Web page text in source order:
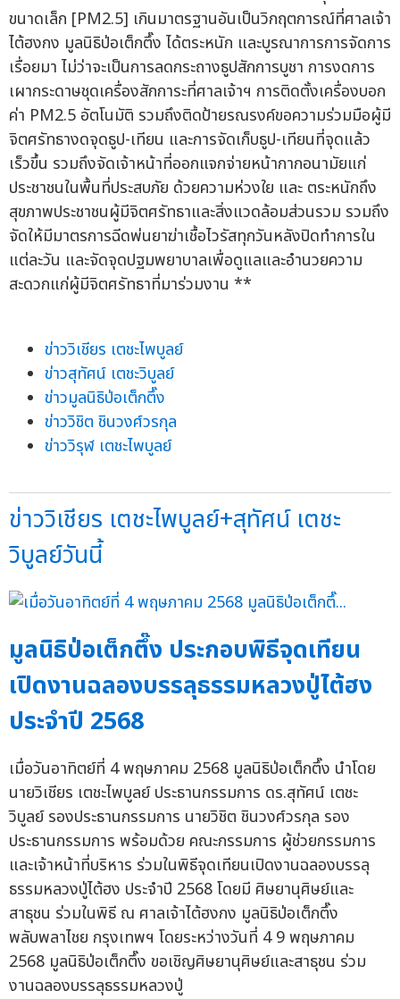
ขนาดเล็ก [PM2.5] เกินมาตรฐานอันเป็นวิกฤตการณ์ที่ศาลเจ้า
ไต้ฮงกง มูลนิธิป่อเต็กตึ๊ง ได้ตระหนัก และบูรณาการการจัดการ
เรื่อยมา ไม่ว่าจะเป็นการลดกระถางธูปสักการบูชา การงดการ
เผากระดาษชุดเครื่องสักการะที่ศาลเจ้าฯ การติดตั้งเครื่องบอก
ค่า PM2.5 อัตโนมัติ รวมถึงติดป้ายรณรงค์ขอความร่วมมือผู้มี
จิตศรัทธางดจุดธูป-เทียน และการจัดเก็บธูป-เทียนที่จุดแล้ว
เร็วขึ้น รวมถึงจัดเจ้าหน้าที่ออกแจกจ่ายหน้ากากอนามัยแก่
ประชาชนในพื้นที่ประสบภัย ด้วยความห่วงใย และ ตระหนักถึง
สุขภาพประชาชนผู้มีจิตศรัทธาและสิ่งแวดล้อมส่วนรวม รวมถึง
จัดให้มีมาตรการฉีดพ่นยาฆ่าเชื้อไวรัสทุกวันหลังปิดทำการใน
แต่ละวัน และจัดจุดปฐมพยาบาลเพื่อดูแลและอำนวยความ
สะดวกแก่ผู้มีจิตศรัทธาที่มาร่วมงาน **
ข่าววิเชียร เตชะไพบูลย์
ข่าวสุทัศน์ เตชะวิบูลย์
ข่าวมูลนิธิป่อเต็กตึ๊ง
ข่าววิชิต ชินวงศ์วรกุล
ข่าววิรุฬ เตชะไพบูลย์
ข่าววิเชียร เตชะไพบูลย์+สุทัศน์ เตชะ
วิบูลย์วันนี้
มูลนิธิป่อเต็กตึ๊ง ประกอบพิธีจุดเทียน
เปิดงานฉลองบรรลุธรรมหลวงปู่ไต้ฮง
ประจำปี 2568
เมื่อวันอาทิตย์ที่ 4 พฤษภาคม 2568 มูลนิธิป่อเต็กตึ๊ง นำโดย
นายวิเชียร เตชะไพบูลย์ ประธานกรรมการ ดร.สุทัศน์ เตชะ
วิบูลย์ รองประธานกรรมการ นายวิชิต ชินวงศ์วรกุล รอง
ประธานกรรมการ พร้อมด้วย คณะกรรมการ ผู้ช่วยกรรมการ
และเจ้าหน้าที่บริหาร ร่วมในพิธีจุดเทียนเปิดงานฉลองบรรลุ
ธรรมหลวงปู่ไต้ฮง ประจำปี 2568 โดยมี ศิษยานุศิษย์และ
สาธุชน ร่วมในพิธี ณ ศาลเจ้าไต้ฮงกง มูลนิธิป่อเต็กตึ๊ง
พลับพลาไชย กรุงเทพฯ โดยระหว่างวันที่ 4 9 พฤษภาคม
2568 มูลนิธิป่อเต็กตึ๊ง ขอเชิญศิษยานุศิษย์และสาธุชน ร่วม
งานฉลองบรรลุธรรมหลวงปู่